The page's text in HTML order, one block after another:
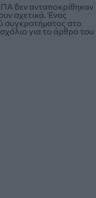
δεν ανταποκρίθηκαν
σχετικά. Ένας
συγκροτήματος στο
για το άρθρο του